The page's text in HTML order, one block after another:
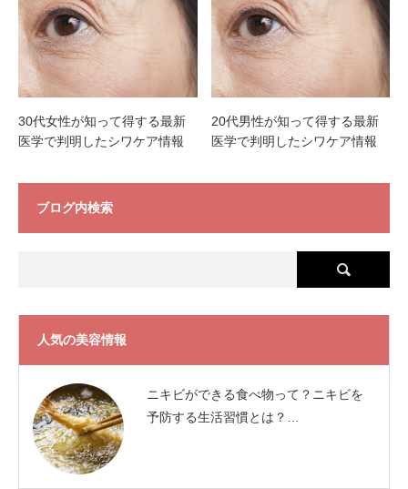
30代女性が知って得する最新
医学で判明したシワケア情報
20代男性が知って得する最新
医学で判明したシワケア情報
ブログ内検索
人気の美容情報
ニキビができる食べ物って？ニキビを
予防する生活習慣とは？…